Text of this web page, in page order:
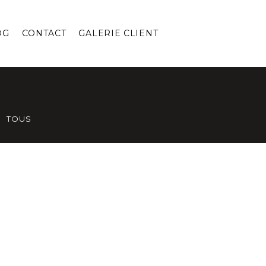
CONTACT GALERIE CLIENT
TOUS